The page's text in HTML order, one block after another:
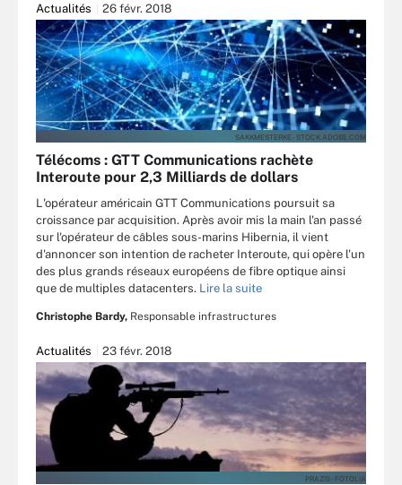
Actualités 26 févr. 2018
SAKKMESTERKE - STOCK.ADOBE.COM
Télécoms : GTT Communications rachète
Interoute pour 2,3 Milliards de dollars
L'opérateur américain GTT Communications poursuit sa
croissance par acquisition. Après avoir mis la main l'an passé
sur l'opérateur de câbles sous-marins Hibernia, il vient
d'annoncer son intention de racheter Interoute, qui opère l'un
des plus grands réseaux européens de fibre optique ainsi
que de multiples datacenters. Lire la suite
Christophe Bardy, Responsable infrastructures
Actualités 23 févr. 2018
PRAZIS - FOTOLIA